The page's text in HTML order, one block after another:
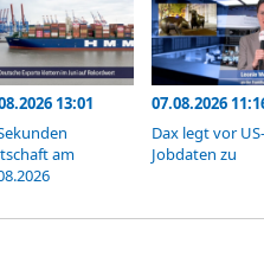
13:01
am
07.08.2026
Dax legt vor US-
Jobdaten zu